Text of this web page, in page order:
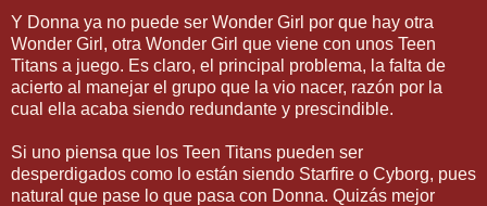
Y Donna ya no puede ser Wonder Girl por que hay otra
Wonder Girl, otra Wonder Girl que viene con unos Teen
Titans a juego. Es claro, el principal problema, la falta de
acierto al manejar el grupo que la vio nacer, razón por la
cual ella acaba siendo redundante y prescindible.
Si uno piensa que los Teen Titans pueden ser
desperdigados como lo están siendo Starfire o Cyborg, pues
natural que pase lo que pasa con Donna. Quizás mejor